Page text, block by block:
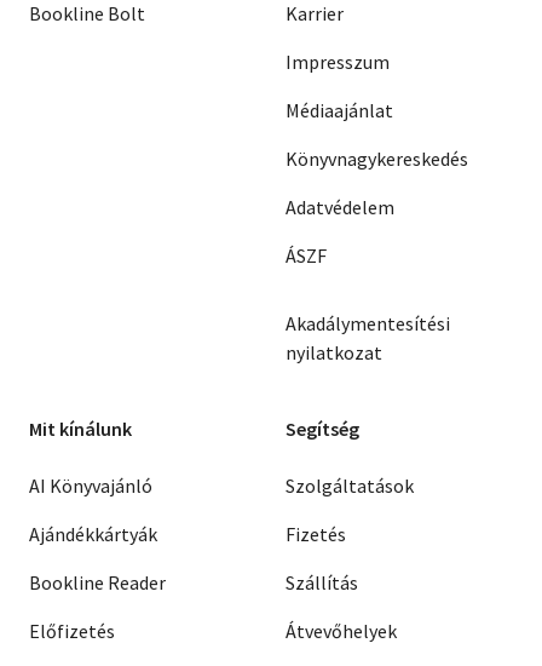
Bookline Bolt
Karrier
Impresszum
Médiaajánlat
Könyvnagykereskedés
Adatvédelem
ÁSZF
Akadálymentesítési
nyilatkozat
Mit kínálunk
AI Könyvajánló
Ajándékkártyák
Bookline Reader
Előfizetés
Segítség
Szolgáltatások
Fizetés
Szállítás
Átvevőhelyek